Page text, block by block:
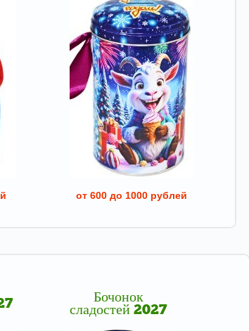
от 600 до 1000 рублей
Бочонок
сладостей 2027